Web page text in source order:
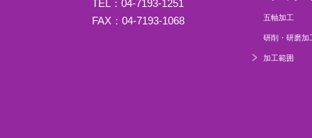
TEL：04-7193-1251
FAX：04-7193-1068
五軸加工
研削・研磨加
加工範囲